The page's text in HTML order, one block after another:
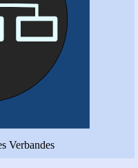
Verbandes